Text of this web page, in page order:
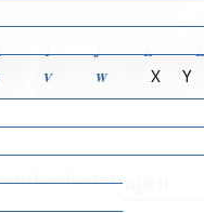
I J K L
V W X Y
beantragen